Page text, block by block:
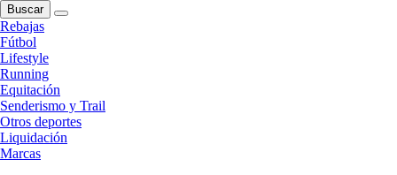
Buscar
Rebajas
Fútbol
Lifestyle
Running
Equitación
Senderismo y Trail
Otros deportes
Liquidación
Marcas